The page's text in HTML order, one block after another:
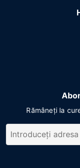
Rămâneți la